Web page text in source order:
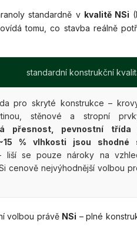
standardně v kvalitě NSi
tomu, co stavba reálně
standardní konstrukční
pro skryté konstrukce –
stěnové a stropní
přesnost, pevnostní třída
% vlhkosti jsou shodné
liší se pouze nároky na
cenově nejvýhodnější volbou
volbou právě NSi – plné